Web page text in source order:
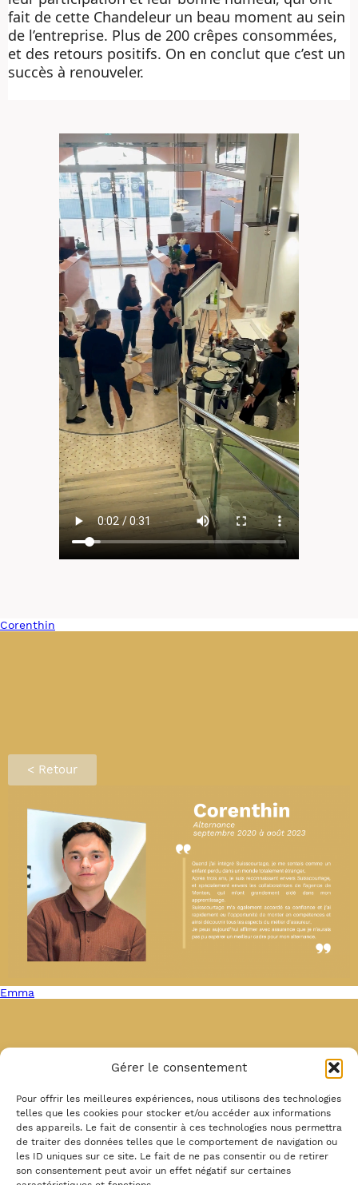
Gérer le consentement
Pour offrir les meilleures expériences, nous utilisons des technologies
telles que les cookies pour stocker et/ou accéder aux informations
des appareils. Le fait de consentir à ces technologies nous permettra
de traiter des données telles que le comportement de navigation ou
les ID uniques sur ce site. Le fait de ne pas consentir ou de retirer
son consentement peut avoir un effet négatif sur certaines
fait de cette Chandeleur un beau moment au sein
de l’entreprise. Plus de 200 crêpes consommées,
et des retours positifs. On en conclut que c’est un
succès à renouveler.
Corenthin
< Retour
Emma
< Retour